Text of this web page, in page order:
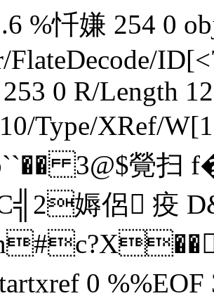
%忏嫌 254 0
FlateDecode/
0 R/Length
Type/XRef/
3@$覮
媷侶 疫
0